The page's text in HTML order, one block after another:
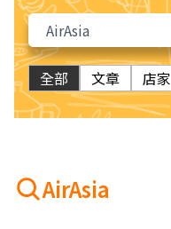
全部 文章 店家
AirAsia